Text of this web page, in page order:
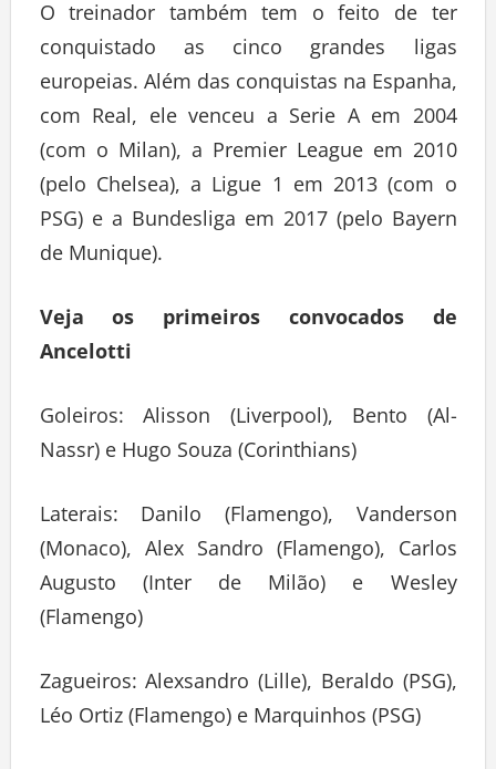
O treinador também tem o feito de ter
conquistado as cinco grandes ligas
europeias. Além das conquistas na Espanha,
com Real, ele venceu a Serie A em 2004
(com o Milan), a Premier League em 2010
(pelo Chelsea), a Ligue 1 em 2013 (com o
PSG) e a Bundesliga em 2017 (pelo Bayern
de Munique).
Veja os primeiros convocados de
Ancelotti
Goleiros: Alisson (Liverpool), Bento (Al-
Nassr) e Hugo Souza (Corinthians)
Laterais: Danilo (Flamengo), Vanderson
(Monaco), Alex Sandro (Flamengo), Carlos
Augusto (Inter de Milão) e Wesley
(Flamengo)
Zagueiros: Alexsandro (Lille), Beraldo (PSG),
Léo Ortiz (Flamengo) e Marquinhos (PSG)